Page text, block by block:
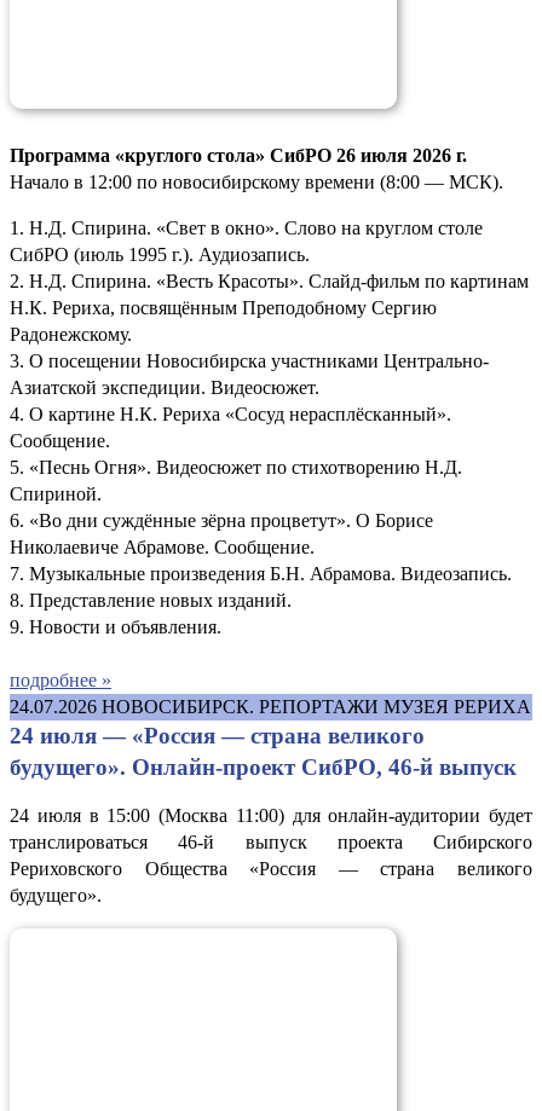
Программа «круглого стола» СибРО 26 июля 2026 г.
Начало в 12:00 по новосибирскому времени (8:00 — МСК).
1. Н.Д. Спирина. «Свет в окно». Слово на круглом столе
СибРО (июль 1995 г.). Аудиозапись.
2. Н.Д. Спирина. «Весть Красоты». Слайд-фильм по картинам
Н.К. Рериха, посвящённым Преподобному Сергию
Радонежскому.
3. О посещении Новосибирска участниками Центрально-
Азиатской экспедиции. Видеосюжет.
4. О картине Н.К. Рериха «Сосуд нерасплёсканный».
Сообщение.
5. «Песнь Огня». Видеосюжет по стихотворению Н.Д.
Спириной.
6. «Во дни суждённые зёрна процветут». О Борисе
Николаевиче Абрамове. Сообщение.
7. Музыкальные произведения Б.Н. Абрамова. Видеозапись.
8. Представление новых изданий.
9. Новости и объявления.
подробнее »
24.07.2026 НОВОСИБИРСК. РЕПОРТАЖИ МУЗЕЯ РЕРИХА
24 июля — «Россия — страна великого
будущего». Онлайн-проект СибРО, 46-й выпуск
24 июля в 15:00 (Москва 11:00) для онлайн-аудитории будет
транслироваться 46-й выпуск проекта Сибирского
Рериховского Общества «Россия — страна великого
будущего».